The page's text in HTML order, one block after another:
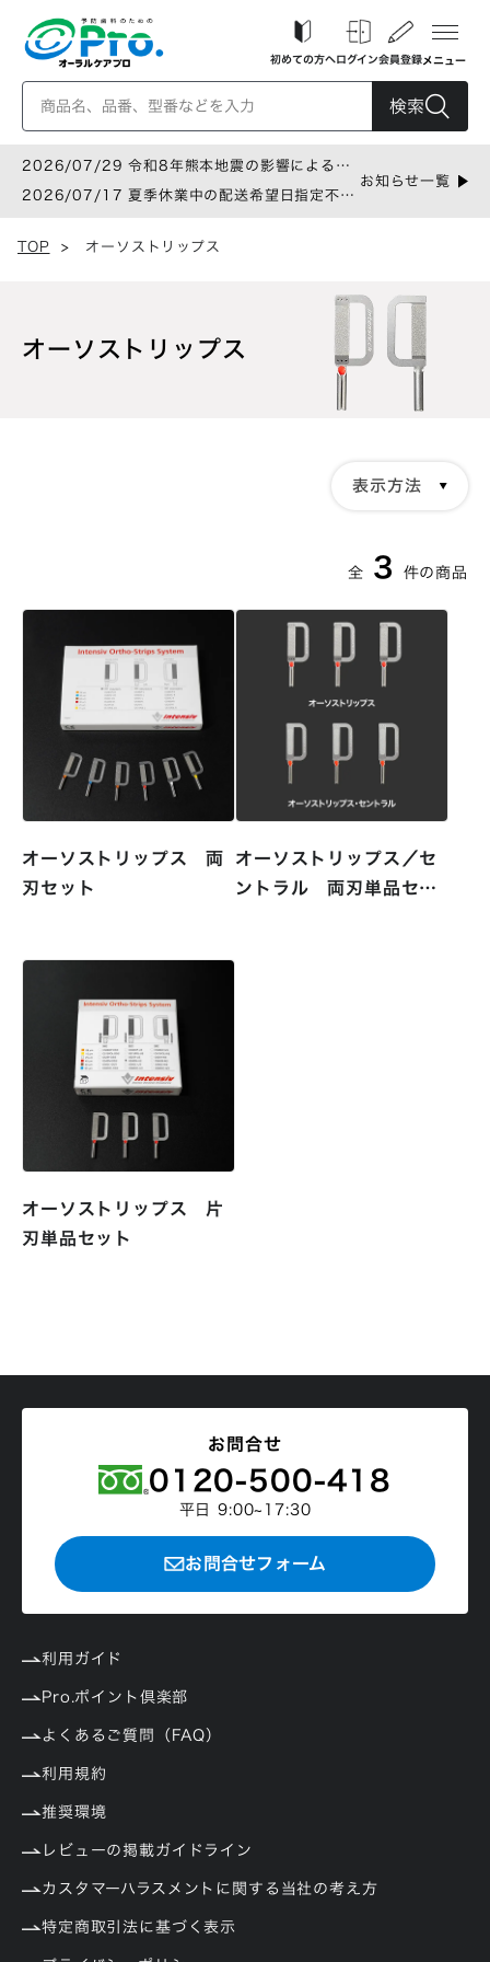
初めての方へログイン会員登録 メニュー
検索
2026/07/29 令和8年熊本地震の影響による配
送遅延について
2026/07/17 夏季休業中の配送希望日指定不可
お知らせ一覧
TOP > オーソストリップス
オーソストリップス
表示方法
全 3 件
オーソストリップス 両
刃セット
オーソストリップス／セ
ントラル 両刃単品セッ
オーソストリップス 片
刃単品セット
お問合せ
0120-500-418
平日 9:00~17:30
お問合せフォーム
利用ガイド
Pro.ポイント倶楽部
よくあるご質問（FAQ）
利用規約
推奨環境
レビューの掲載ガイドライン
カスタマーハラスメントに関する当社の考え方
特定商取引法に基づく表示